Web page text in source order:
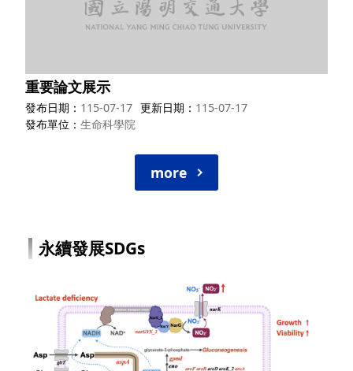
重要論文展示
發布日期 115-07-17 更新日期
115-07-17
發布單位
生命科學院
more
永續發展SDGs